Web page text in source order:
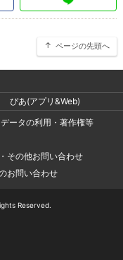
ページの先頭へ
ぴあ(アプリ&Web)
ータの利用・著作権等
その他お問い合わせ
お問い合わせ
Reserved.